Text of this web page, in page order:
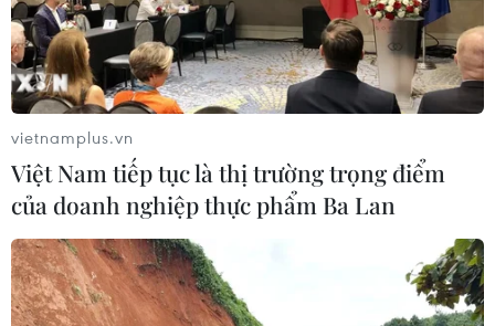
vietnamplus.vn
Việt Nam tiếp tục là thị trường trọng điểm
của doanh nghiệp thực phẩm Ba Lan